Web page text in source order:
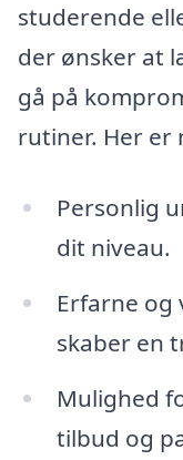
studerende
der ønsker at
gå på
rutiner. Her er
Personlig
dit niveau.
Erfarne
skaber en
Mulighed
tilbud og